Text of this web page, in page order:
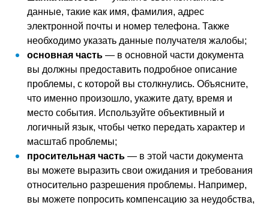
данные, такие как имя, фамилия, адрес
электронной почты и номер телефона. Также
необходимо указать данные получателя жалобы;
основная часть — в основной части документа
вы должны предоставить подробное описание
проблемы, с которой вы столкнулись. Объясните,
что именно произошло, укажите дату, время и
место события. Используйте объективный и
логичный язык, чтобы четко передать характер и
масштаб проблемы;
просительная часть — в этой части документа
вы можете выразить свои ожидания и требования
относительно разрешения проблемы. Например,
вы можете попросить компенсацию за неудобства,